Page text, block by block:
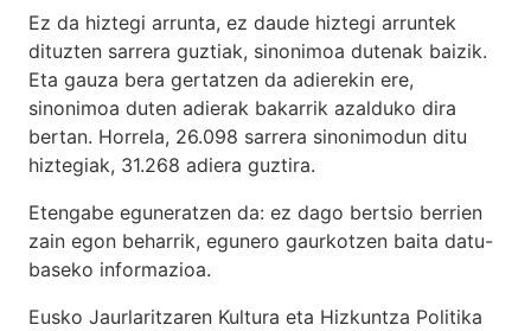
Ez da hiztegi arrunta, ez daude hiztegi arruntek
dituzten sarrera guztiak, sinonimoa dutenak baizik.
Eta gauza bera gertatzen da adierekin ere,
sinonimoa duten adierak bakarrik azalduko dira
bertan. Horrela, 26.098 sarrera sinonimodun ditu
hiztegiak, 31.268 adiera guztira.
Etengabe eguneratzen da: ez dago bertsio berrien
zain egon beharrik, egunero gaurkotzen baita datu-
baseko informazioa.
Eusko Jaurlaritzaren Kultura eta Hizkuntza Politika